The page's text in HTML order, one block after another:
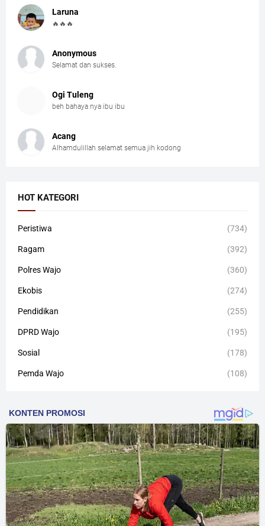
Laruna
🔥🔥🔥
Anonymous
Selamat dan sukses.
Ogi Tuleng
beh bahaya nya ibu ibu
Acang
Alhamdulillah selamat semua jih kodong
HOT KATEGORI
Peristiwa (734)
Ragam (392)
Polres Wajo (360)
Ekobis (274)
Pendidikan (255)
DPRD Wajo (195)
Sosial (178)
Pemda Wajo (108)